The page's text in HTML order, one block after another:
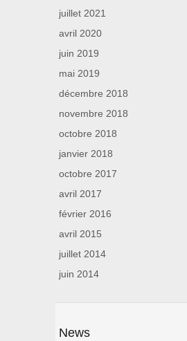
juillet 2021
avril 2020
juin 2019
mai 2019
décembre 2018
novembre 2018
octobre 2018
janvier 2018
octobre 2017
avril 2017
février 2016
avril 2015
juillet 2014
juin 2014
News